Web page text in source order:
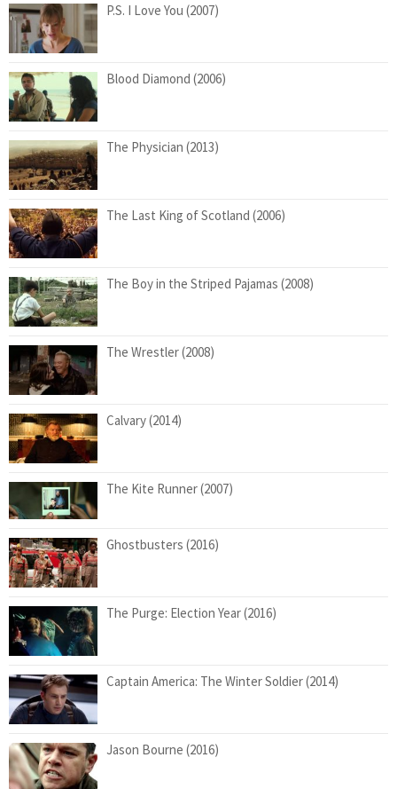
P.S. I Love You (2007)
Blood Diamond (2006)
The Physician (2013)
The Last King of Scotland (2006)
The Boy in the Striped Pajamas (2008)
The Wrestler (2008)
Calvary (2014)
The Kite Runner (2007)
Ghostbusters (2016)
The Purge: Election Year (2016)
Captain America: The Winter Soldier (2014)
Jason Bourne (2016)